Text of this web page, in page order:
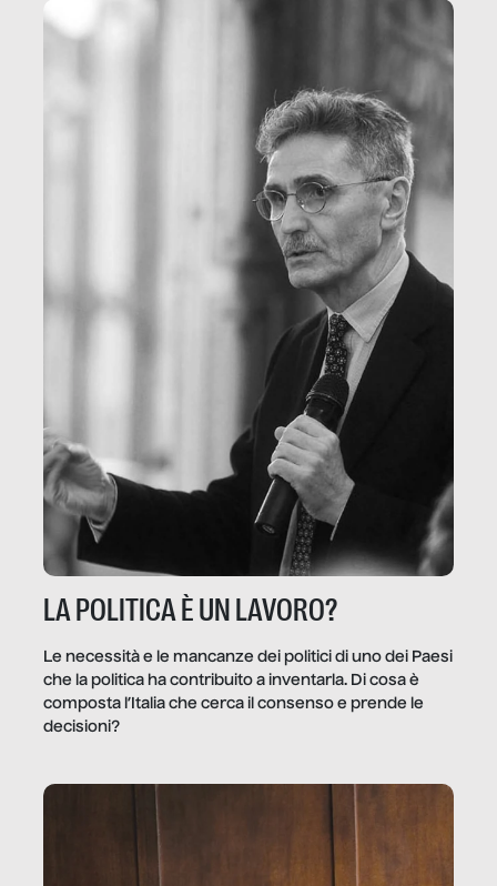
LA POLITICA È UN LAVORO?
Le necessità e le mancanze dei politici di uno dei Paesi
che la politica ha contribuito a inventarla. Di cosa è
composta l’Italia che cerca il consenso e prende le
decisioni?